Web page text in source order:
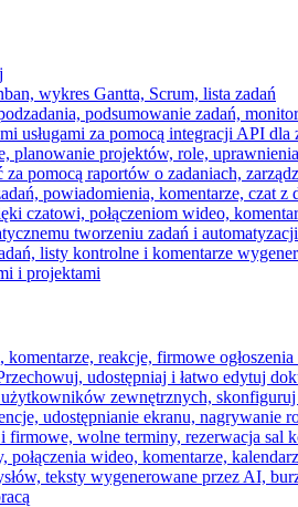
wykres Gantta, Scrum, lista zadań
podsumowanie zadań,
usługami za pomocą integracji API
planowanie projektów, role,
pomocą raportów o zadaniach,
powiadomienia, komentarze, czat z
czatowi, połączeniom wideo,
tworzeniu zadań i
listy kontrolne i komentarze
i projektami
komentarze, reakcje, firmowe
udostępniaj i łatwo edytuj
zewnętrznych,
udostępnianie ekranu, nagrywanie
firmowe, wolne terminy, rezerwacja sal
połączenia wideo, komentarze,
teksty wygenerowane przez AI,